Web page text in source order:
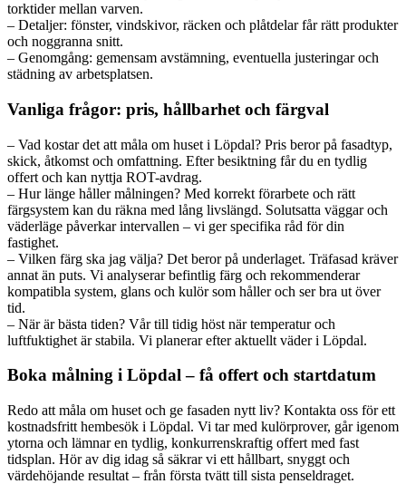
torktider mellan varven.
– Detaljer: fönster, vindskivor, räcken och plåtdelar får rätt produkter
och noggranna snitt.
– Genomgång: gemensam avstämning, eventuella justeringar och
städning av arbetsplatsen.
Vanliga frågor: pris, hållbarhet och färgval
– Vad kostar det att måla om huset i Löpdal? Pris beror på fasadtyp,
skick, åtkomst och omfattning. Efter besiktning får du en tydlig
offert och kan nyttja ROT-avdrag.
– Hur länge håller målningen? Med korrekt förarbete och rätt
färgsystem kan du räkna med lång livslängd. Solutsatta väggar och
väderläge påverkar intervallen – vi ger specifika råd för din
fastighet.
– Vilken färg ska jag välja? Det beror på underlaget. Träfasad kräver
annat än puts. Vi analyserar befintlig färg och rekommenderar
kompatibla system, glans och kulör som håller och ser bra ut över
tid.
– När är bästa tiden? Vår till tidig höst när temperatur och
luftfuktighet är stabila. Vi planerar efter aktuellt väder i Löpdal.
Boka målning i Löpdal – få offert och startdatum
Redo att måla om huset och ge fasaden nytt liv? Kontakta oss för ett
kostnadsfritt hembesök i Löpdal. Vi tar med kulörprover, går igenom
ytorna och lämnar en tydlig, konkurrenskraftig offert med fast
tidsplan. Hör av dig idag så säkrar vi ett hållbart, snyggt och
värdehöjande resultat – från första tvätt till sista penseldraget.